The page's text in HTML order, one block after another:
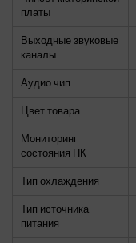
платы
Выходные звуковые
каналы
Аудио чип
Цвет товара
Мониторинг
состояния ПК
Тип охлаждения
Тип источника
питания